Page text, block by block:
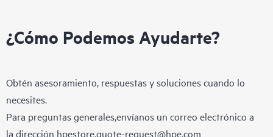
¿Cómo Podemos Ayudarte?
Obtén asesoramiento, respuestas y soluciones cuando lo
necesites.
Para preguntas generales,envíanos un correo electrónico a
la dirección hpestore.quote-request@hpe.com